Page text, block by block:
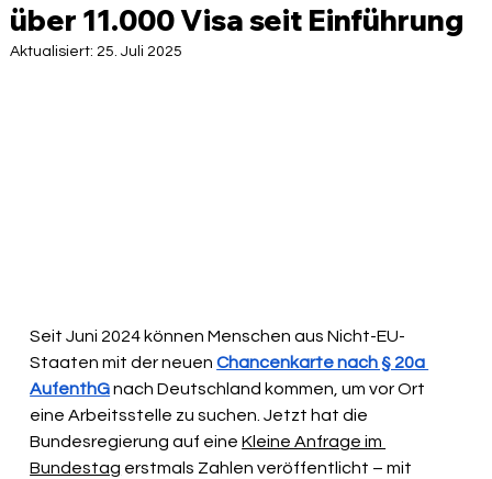
über 11.000 Visa seit Einführung
Aktualisiert:25. Juli 2025
Seit Juni 2024 können Menschen aus Nicht-EU-
Staaten mit der neuen Chancenkarte nach § 20a
AufenthG nach Deutschland kommen, um vor Ort
eine Arbeitsstelle zu suchen. Jetzt hat die
Bundesregierung auf eine Kleine Anfrage im
Bundestag erstmals Zahlen veröffentlicht – mit